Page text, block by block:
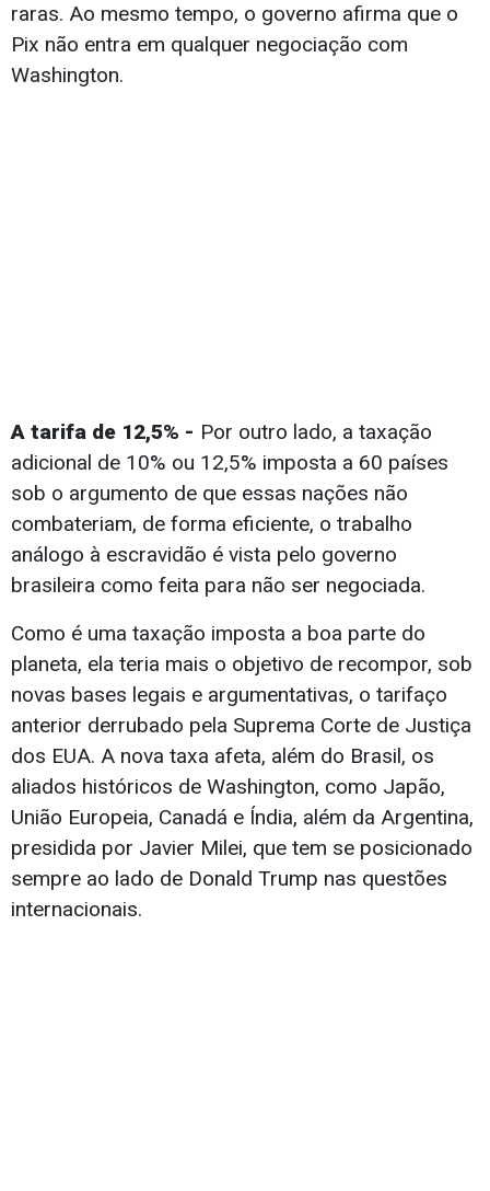
raras. Ao mesmo tempo, o governo afirma que o
Pix não entra em qualquer negociação com
Washington.
A tarifa de 12,5% - Por outro lado, a taxação
adicional de 10% ou 12,5% imposta a 60 países
sob o argumento de que essas nações não
combateriam, de forma eficiente, o trabalho
análogo à escravidão é vista pelo governo
brasileira como feita para não ser negociada.
Como é uma taxação imposta a boa parte do
planeta, ela teria mais o objetivo de recompor, sob
novas bases legais e argumentativas, o tarifaço
anterior derrubado pela Suprema Corte de Justiça
dos EUA. A nova taxa afeta, além do Brasil, os
aliados históricos de Washington, como Japão,
União Europeia, Canadá e Índia, além da Argentina,
presidida por Javier Milei, que tem se posicionado
sempre ao lado de Donald Trump nas questões
internacionais.